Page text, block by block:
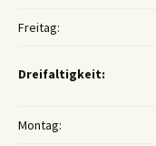
Freitag:
Dreifaltigkeit:
Montag: